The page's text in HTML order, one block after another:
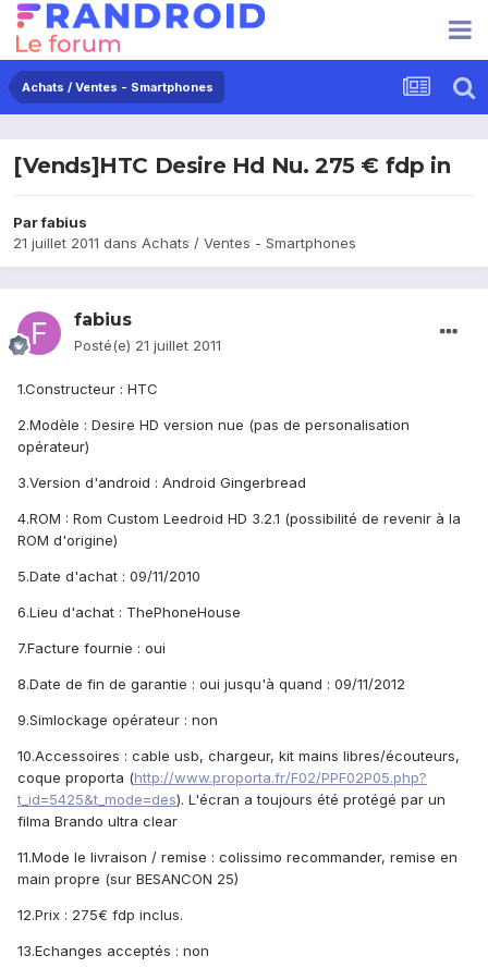
Achats / Ventes - Smartphones
[Vends]HTC Desire Hd Nu. 275 € fdp in
Parfabius
21 juillet 2011 dans Achats / Ventes - Smartphones
fabius
Posté(e) 21 juillet 2011
1.Constructeur : HTC
2.Modèle : Desire HD version nue (pas de personalisation
opérateur)
3.Version d'android : Android Gingerbread
4.ROM : Rom Custom Leedroid HD 3.2.1 (possibilité de revenir à la
ROM d'origine)
5.Date d'achat : 09/11/2010
6.Lieu d'achat : ThePhoneHouse
7.Facture fournie : oui
8.Date de fin de garantie : oui jusqu'à quand : 09/11/2012
9.Simlockage opérateur : non
10.Accessoires : cable usb, chargeur, kit mains libres/écouteurs,
coque proporta (http://www.proporta.fr/F02/PPF02P05.php?
t_id=5425&t_mode=des). L'écran a toujours été protégé par un
filma Brando ultra clear
11.Mode le livraison / remise : colissimo recommander, remise en
main propre (sur BESANCON 25)
12.Prix : 275€ fdp inclus.
13.Echanges acceptés : non